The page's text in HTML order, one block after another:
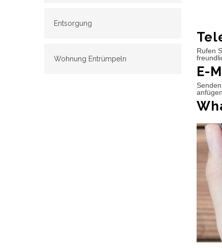
Entsorgung
Wohnung Entrümpeln
Rufen
E-